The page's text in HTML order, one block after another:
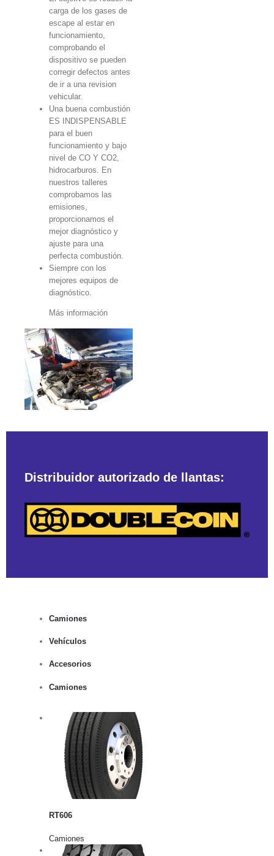
carga de los gases de
escape al estar en
funcionamiento,
comprobando el
dispositivo se pueden
corregir defectos antes
de ir a una revision
vehicular.
Una buena combustión
ES INDISPENSABLE
para el buen
funcionamiento y bajo
nivel de CO Y CO2,
hidrocarburos. En
nuestros talleres
comprobamos las
emisiones,
proporcionamos el
mejor diagnóstico y
ajuste para una
perfecta combustión.
Siempre con los
mejores equipos de
diagnóstico.
Más información
Distribuidor autorizado de llantas:
Camiones
Vehículos
Accesorios
Camiones
RT606
Camiones